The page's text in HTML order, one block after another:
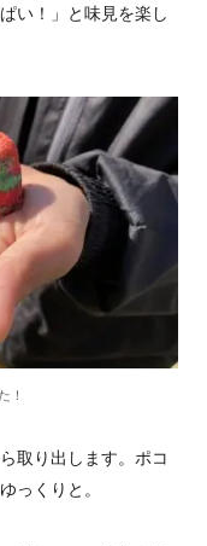
い！」と味見を楽し
！
取り出します。ポコ
っくりと。